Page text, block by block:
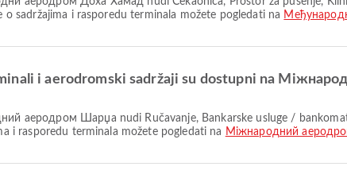
o sadržajima i rasporedu terminala možete pogledati na
i aerodromski sadržaji su dostupni na
i rasporedu terminala možete pogledati na Міжнародний